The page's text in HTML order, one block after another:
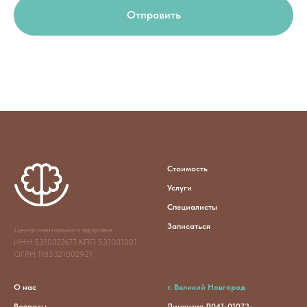
Отправить
Центр ментального здоровья
ИНН 5310022677 КПП 531001001
ОГРН 1185321002921
Стоимость
Услуги
Специалисты
Записаться
О нас
г. Великий Новгород